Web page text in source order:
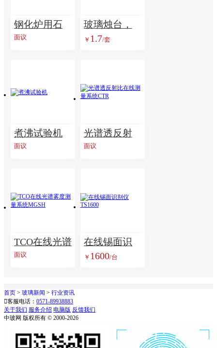
钢化炉用石
英陶瓷棒
面议
玻璃烛台，
蜡烛罐，蜡
￥ 1.7/套
煮沸试验机
面议
光谱透反射
比在线测量
面议
TCO在线光谱
雾度测量系
面议
在线锡面识
别仪 TS1600
￥ 1600/台
首页 > 玻璃新闻 > 行业资讯
客服电话： 0571-89938883
关于我们 服务介绍 电脑版 反馈我们
中玻网 版权所有 © 2000-2026